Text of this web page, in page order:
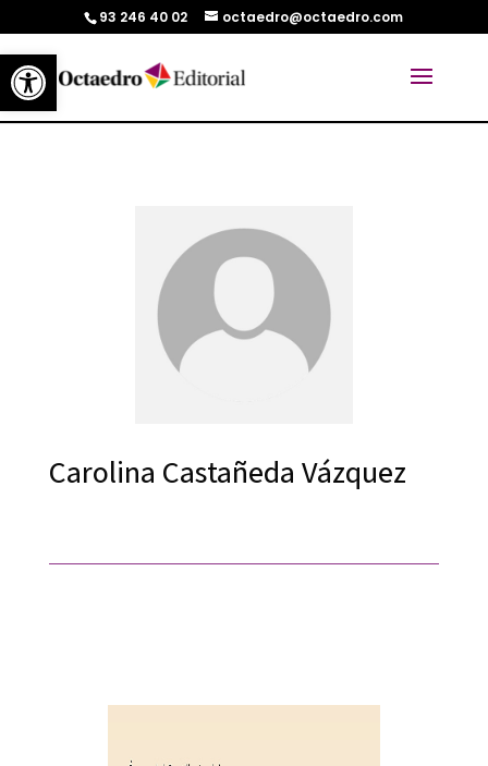
Abrir barra de herramientas
93 246 40 02 octaedro@octaedro.com
Carolina Castañeda Vázquez